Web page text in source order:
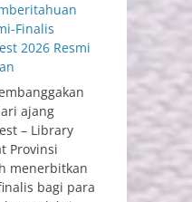
Finalis
2026 Resmi
ajang
– Library
Provinsi
menerbitkan
bagi para